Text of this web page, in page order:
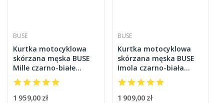
BUSE
Kurtka motocyklowa
skórzana męska BUSE
Mille czarno-białe
102050
1 959,00 zł
BUSE
Kurtka motocyklowa
skórzana męska BUSE
Imola czarno-biała
102550
1 909,00 zł